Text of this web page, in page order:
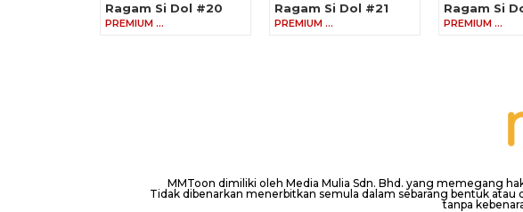
Ragam Si Dol #20
PREMIUM …
Ragam Si Dol #21
PREMIUM …
Ragam Si
PREMIUM …
MMToon dimiliki oleh Media Mulia Sdn. Bhd. yang memegang
Tidak dibenarkan menerbitkan semula dalam sebarang bentuk
tanpa